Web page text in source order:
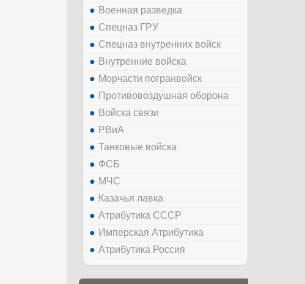
Военная разведка
Спецназ ГРУ
Спецназ внутренних войск
Внутренние войска
Морчасти погранвойск
Противовоздушная оборона
Войска связи
РВиА
Танковые войска
ФСБ
МЧС
Казачья лавка
Атрибутика СССР
Имперская Атрибутика
Атрибутика Россия